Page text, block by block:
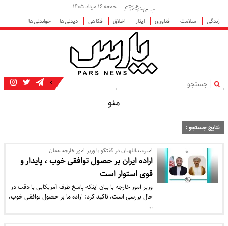
جمعه ۱۶ مرداد ۱۴۰۵
زندگی
سلامت فناوری ایثار اخلاق فکاهی دیدنی‌ها خواندنی‌ها
|
منو
نتایج جستجو :
امیرعبداللهیان در گفتگو با وزیر امور خارجه عمان :
اراده ایران بر حصول توافقی خوب ، پایدار و
قوی استوار است
وزیر امور خارجه با بیان اینکه پاسخ طرف آمریکایی با دقت در
حال بررسی است، تاکید کرد: اراده ما بر حصول توافقی خوب،
…